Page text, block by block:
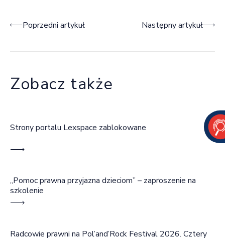
Nawigacja wpisu
Poprzedni artykuł Następny artykuł
Zobacz także
Strony portalu Lexspace zablokowane
„Pomoc prawna przyjazna dzieciom” – zaproszenie na
szkolenie
Radcowie prawni na Pol’and’Rock Festival 2026. Cztery